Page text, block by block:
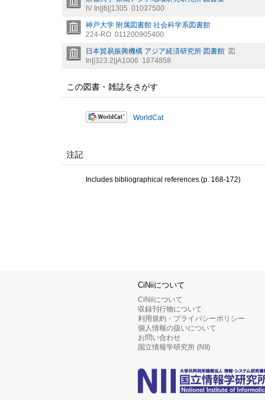
IV In||6||1305 01037500
神戸大学 附属図書館 社会科学系図書館
224-RO 011200905400
日本貿易振興機構 アジア経済研究所 図書館 図
In||323.2||A1006 1874858
この図書・雑誌をさがす
WorldCat
注記
Includes bibliographical references (p. 168-172)
CiNiiについて
CiNiiについて
収録刊行物について
利用規約・プライバシーポリシー
個人情報の扱いについて
お問い合わせ
国立情報学研究所 (NII)